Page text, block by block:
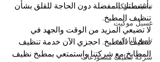
تنظيف موكيت
غسيل موكيت
تلميع الباركيه
شركة تنظيف مستودعات
بأنشطتك المفضلة دون الحاجة للقلق بشأن
تنظيف المطبخ.
لا تضيعي المزيد من الوقت والجهد في
تنظيف المطبخ. احجزي الآن خدمة تنظيف
المطابخ مع شركتنا واستمتعي بمطبخ نظيف